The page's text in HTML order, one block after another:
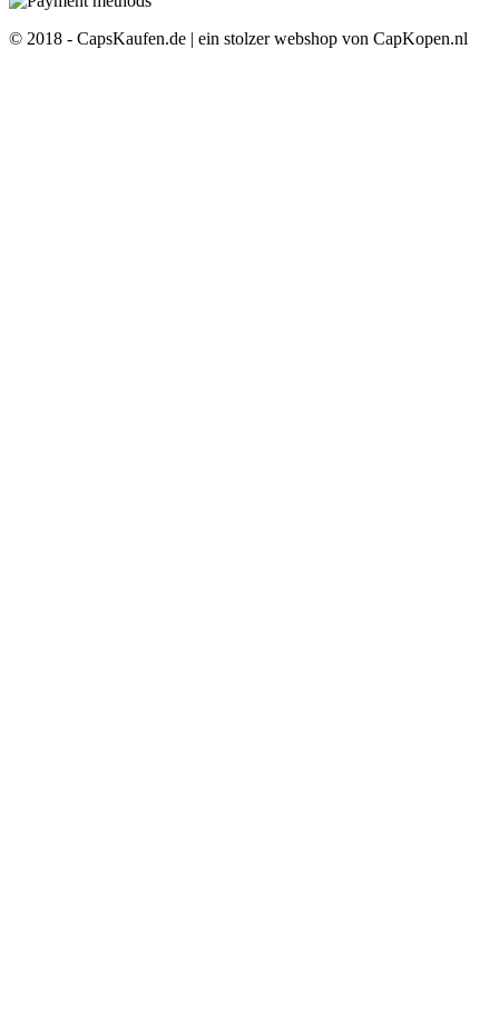
© 2018 - CapsKaufen.de | ein stolzer webshop von CapKopen.nl